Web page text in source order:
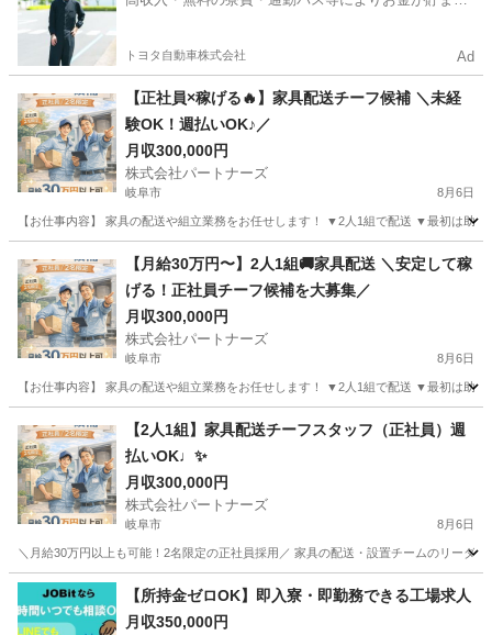
トヨタ自動車株式会社 Ad
【正社員×稼げる🔥】家具配送チーフ候補 ＼未経
験OK！週払いOK♪／
月収300,000円
株式会社パートナーズ
岐阜市 8月6日
【お仕事内容】 家具の配送や組立業務をお任せします！ ▼2人1組で配送 ▼最初は
配送
【月給30万円〜】2人1組🚚家具配送 ＼安定して稼
げる！正社員チーフ候補を大募集／
月収300,000円
株式会社パートナーズ
岐阜市 8月6日
【お仕事内容】 家具の配送や組立業務をお任せします！ ▼2人1組で配送 ▼最初は
配送 未経験
【2人1組】家具配送チーフスタッフ（正社員）週
払いOK♩✨
月収300,000円
株式会社パートナーズ
岐阜市 8月6日
＼月給30万円以上も可能！2名限定の正社員採用／ 家具の配送・設置チームのリーダ
岐阜 岐阜市 配送 業務
【所持金ゼロOK】即入寮・即勤務できる工場求人
月収350,000円